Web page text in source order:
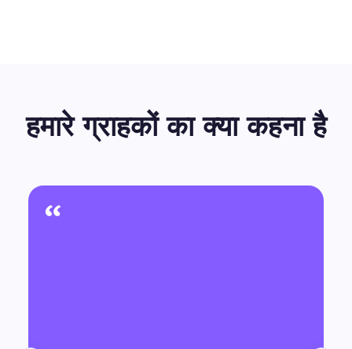
हमारे ग्राहकों का क्या कहना है
“